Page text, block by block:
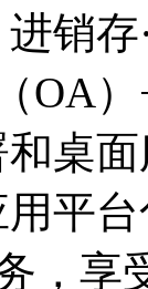
销
OA
桌
平
，享